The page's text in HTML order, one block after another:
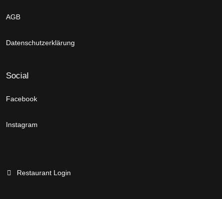
AGB
Datenschutzerklärung
Social
Facebook
Instagram
Restaurant Login